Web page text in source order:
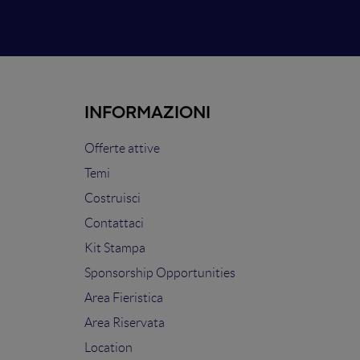
INFORMAZIONI
Offerte attive
Temi
Costruisci
Contattaci
Kit Stampa
Sponsorship Opportunities
Area Fieristica
Area Riservata
Location